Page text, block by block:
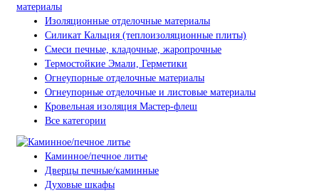
Изоляционные отделочные материалы
Силикат Кальция (теплоизоляционные плиты)
Смеси печные, кладочные, жаропрочные
Термостойкие Эмали, Герметики
Огнеупорные отделочные материалы
Огнеупорные отделочные и листовые материалы
Кровельная изоляция Мастер-флеш
Все категории
Каминное/печное литье
Дверцы печные/каминные
Духовые шкафы